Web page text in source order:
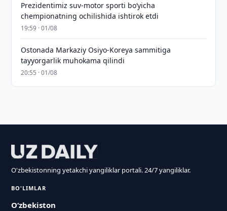
Prezidentimiz suv-motor sporti bo‘yicha
chempionatning ochilishida ishtirok etdi
19:59 · 01/08
Ostonada Markaziy Osiyo-Koreya sammitiga
tayyorgarlik muhokama qilindi
20:55 · 01/08
O'zbekistonning yetakchi yangiliklar portali. 24/7 yangiliklar.
BO'LIMLAR
O‘zbekiston